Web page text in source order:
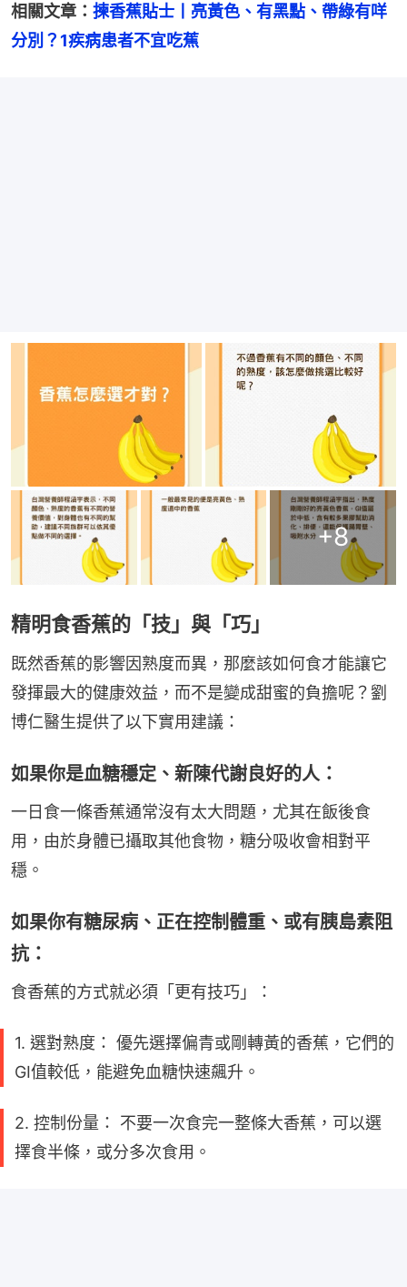
相關文章： 揀香蕉貼士丨亮黃色、有黑點、帶綠有咩
分別？1疾病患者不宜吃蕉
+8
精明食香蕉的「技」與「巧」
既然香蕉的影響因熟度而異，那麼該如何食才能讓它
發揮最大的健康效益，而不是變成甜蜜的負擔呢？劉
博仁醫生提供了以下實用建議：
如果你是血糖穩定、新陳代謝良好的人：
一日食一條香蕉通常沒有太大問題，尤其在飯後食
用，由於身體已攝取其他食物，糖分吸收會相對平
穩。
如果你有糖尿病、正在控制體重、或有胰島素阻
抗：
食香蕉的方式就必須「更有技巧」：
1. 選對熟度： 優先選擇偏青或剛轉黃的香蕉，它們的
GI值較低，能避免血糖快速飆升。
2. 控制份量： 不要一次食完一整條大香蕉，可以選
擇食半條，或分多次食用。